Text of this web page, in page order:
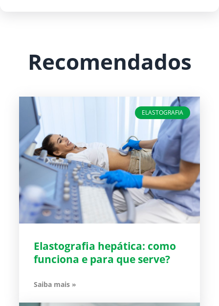
Recomendados
ELASTOGRAFIA
Elastografia hepática: como
funciona e para que serve?
Saiba mais »